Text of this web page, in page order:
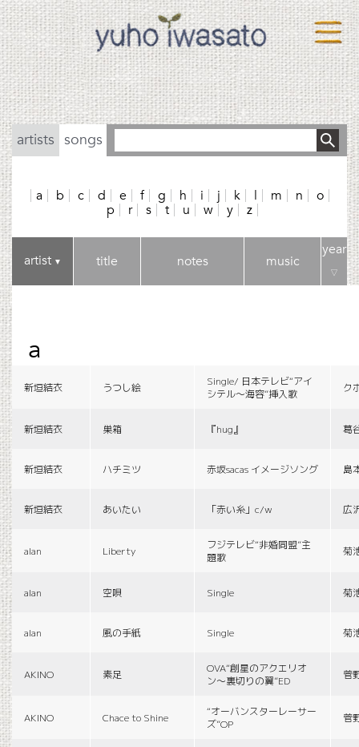
artists songs
a b c d e f g h i j k l m n
o
p
r s t u w y z
artist▼ title notes music
year
▽
a
新垣結衣 うつし絵
Single/ 日本テレビ“アイ
シテル〜海容”挿入歌
ク
新垣結衣 巣箱 『hug』 葛
新垣結衣 ハチミツ 赤坂sacas イメージソング 島
新垣結衣 あいたい 「赤い糸」c/w 広
alan Liberty
フジテレビ“非婚同盟”主
題歌
菊
alan 空唄 Single 菊
alan 風の手紙 Single 菊
AKINO 素足
OVA“創星のアクエリオ
ン〜裏切りの翼”ED
菅
AKINO Chace to Shine
“オーバンスターレーサー
ズ”OP
菅